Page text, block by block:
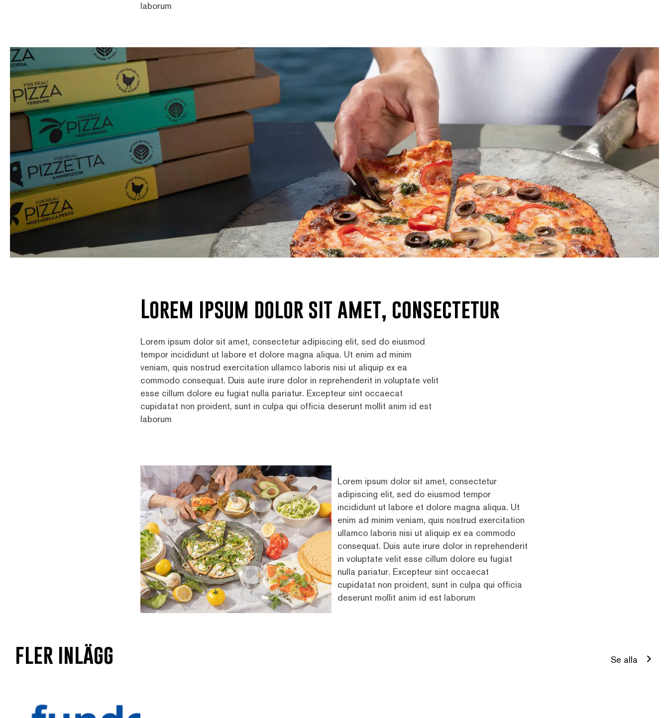
laborum
Lorem ipsum dolor sit amet, consectetur
Lorem ipsum dolor sit amet, consectetur adipiscing elit, sed do eiusmod
tempor incididunt ut labore et dolore magna aliqua. Ut enim ad minim
veniam, quis nostrud exercitation ullamco laboris nisi ut aliquip ex ea
commodo consequat. Duis aute irure dolor in reprehenderit in voluptate velit
esse cillum dolore eu fugiat nulla pariatur. Excepteur sint occaecat
cupidatat non proident, sunt in culpa qui officia deserunt mollit anim id est
laborum
Lorem ipsum dolor sit amet, consectetur
adipiscing elit, sed do eiusmod tempor
incididunt ut labore et dolore magna aliqua. Ut
enim ad minim veniam, quis nostrud exercitation
ullamco laboris nisi ut aliquip ex ea commodo
consequat. Duis aute irure dolor in reprehenderit
in voluptate velit esse cillum dolore eu fugiat
nulla pariatur. Excepteur sint occaecat
cupidatat non proident, sunt in culpa qui officia
deserunt mollit anim id est laborum
fler inlägg Se alla